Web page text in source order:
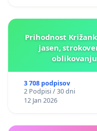
Prihodnost
jasen,
3 708 podpisov
2 Podpisi / 30 dni
12 Jan 2026